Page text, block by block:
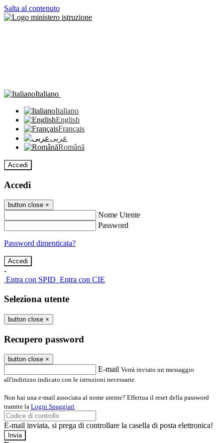
Salta al contenuto
Italiano
Italiano
English
Français
عربى
Română
Accedi
Accedi
button close ×
Nome Utente
Password
Password dimenticata?
-
Entra con SPID Entra con CIE
Seleziona utente
button close ×
Recupero password
button close ×
E-mail Verrà inviato un messaggio
all'indirizzo indicato con le istruzioni necessarie.
Non hai una e-mail associata al nome utente? Effettua il reset della password
tramite la Login Spaggiari
E-mail inviata, si prega di controllare la casella di posta elettronica!